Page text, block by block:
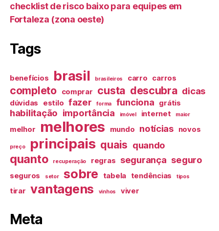
checklist de risco baixo para equipes em
Fortaleza (zona oeste)
Tags
benefícios brasil brasileiros carro carros
completo comprar custa descubra dicas
dúvidas estilo fazer forma funciona grátis
habilitação importância imóvel internet maior
melhor melhores mundo notícias novos
preço principais quais quando
quanto recuperação regras segurança seguro
seguros setor sobre tabela tendências tipos
tirar vantagens vinhos viver
Meta